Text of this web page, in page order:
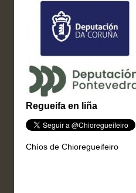
Regueifa en liña
Chíos de Chioregueifeiro